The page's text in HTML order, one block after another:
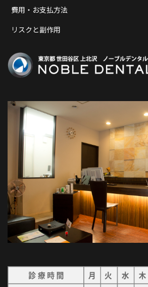
費用・お支払方法
リスクと副作用